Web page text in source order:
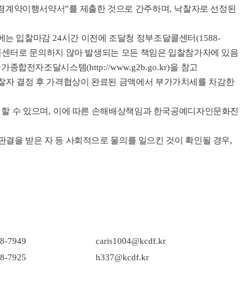
계약이행서약서”를 제출한 것으로 간주하며, 낙찰자로 선정된
는 입찰마감 24시간 이전에 조달청 정부조달콜센터(1588-
터로 문의하지 않아 발생되는 모든 책임은 입찰참가자에 있음
종합전자조달시스템(http://www.g2b.go.kr)을 참고
자 결정 후 가격협상이 완료된 금액에서 부가가치세를 차감한
수 있으며 , 이에 따른 손해배상책임과 한국공예디자인문화진
결을 받은 자 등 사회적으로 물의를 일으킨 것이 확인될 경우,
7949
caris1004@kcdf.kr
7925 h337@kcdf.kr